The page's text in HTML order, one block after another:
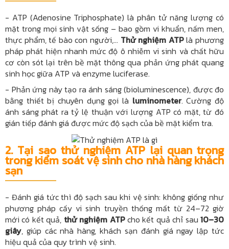
- ATP (Adenosine Triphosphate) là phân tử năng lượng có
mặt trong mọi sinh vật sống – bao gồm vi khuẩn, nấm men,
thực phẩm, tế bào con người,... Thử nghiệm ATPlà phương
pháp phát hiện nhanh mức độ ô nhiễm vi sinh và chất hữu
cơ còn sót lại trên bề mặt thông qua phản ứng phát quang
sinh học giữa ATP và enzyme luciferase.
- Phản ứng này tạo ra ánh sáng (bioluminescence), được đo
bằng thiết bị chuyên dụng gọi là luminometer. Cường độ
ánh sáng phát ra tỷ lệ thuận với lượng ATP có mặt, từ đó
gián tiếp đánh giá được mức độ sạch của bề mặt kiểm tra.
2. Tại sao thử nghiệm ATP lại quan trọng
trong kiểm soát vệ sinh cho nhà hàng khách
sạn
- Đánh giá tức thì độ sạch sau khi vệ sinh: không giống như
phương pháp cấy vi sinh truyền thống mất từ 24–72 giờ
mới có kết quả, thử nghiệm ATPcho kết quả chỉ sau10–30
giây, giúp các nhà hàng, khách sạn đánh giá ngay lập tức
hiệu quả của quy trình vệ sinh.